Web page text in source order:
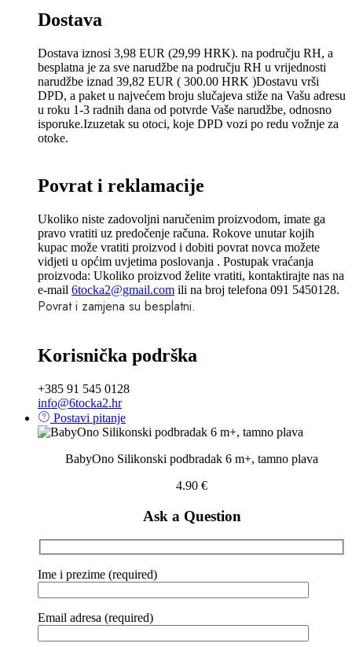
Dostava
Dostava iznosi 3,98 EUR (29,99 HRK). na području RH, a
besplatna je za sve narudžbe na području RH u vrijednosti
narudžbe iznad 39,82 EUR ( 300.00 HRK )Dostavu vrši
DPD, a paket u najvećem broju slučajeva stiže na Vašu adresu
u roku 1-3 radnih dana od potvrde Vaše narudžbe, odnosno
isporuke.Izuzetak su otoci, koje DPD vozi po redu vožnje za
otoke.
Povrat i reklamacije
Ukoliko niste zadovoljni naručenim proizvodom, imate ga
pravo vratiti uz predočenje računa. Rokove unutar kojih
kupac može vratiti proizvod i dobiti povrat novca možete
vidjeti u općim uvjetima poslovanja . Postupak vraćanja
proizvoda: Ukoliko proizvod želite vratiti, kontaktirajte nas na
e-mail 6tocka2@gmail.com ili na broj telefona 091 5450128.
Povrat i zamjena su besplatni.
Korisnička podrška
+385 91 545 0128
info@6tocka2.hr
Postavi pitanje
BabyOno Silikonski podbradak 6 m+, tamno plava
4.90 €
Ask a Question
Ime i prezime (required)
Email adresa (required)